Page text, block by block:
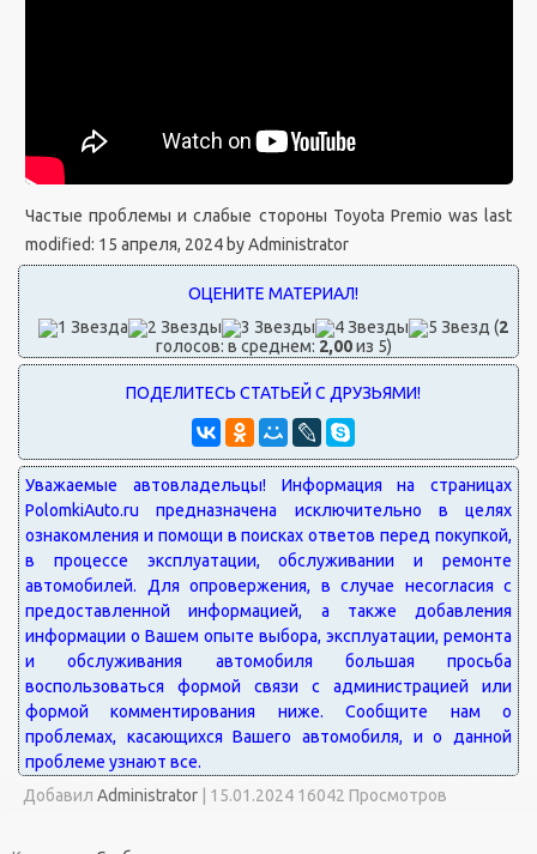
Частые проблемы и слабые стороны Toyota Premio was last
modified: 15 апреля, 2024byAdministrator
(2
голосов: в среднем: 2,00из 5)
Добавил Administrator 15.01.2024 16042 Просмотров